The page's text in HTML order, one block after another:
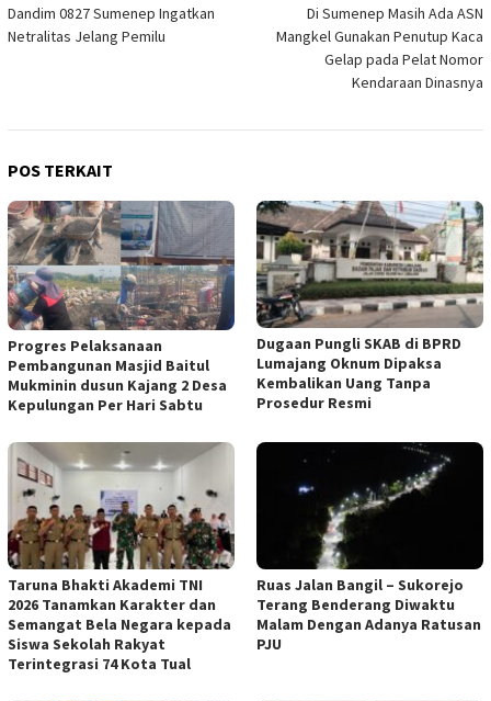
pos
Dandim 0827 Sumenep Ingatkan
Netralitas Jelang Pemilu
Di Sumenep Masih Ada ASN
Mangkel Gunakan Penutup Kaca
Gelap pada Pelat Nomor
Kendaraan Dinasnya
POS TERKAIT
Progres Pelaksanaan
Pembangunan Masjid Baitul
Mukminin dusun Kajang 2 Desa
Kepulungan Per Hari Sabtu
Dugaan Pungli SKAB di BPRD
Lumajang Oknum Dipaksa
Kembalikan Uang Tanpa
Prosedur Resmi
Taruna Bhakti Akademi TNI
2026 Tanamkan Karakter dan
Semangat Bela Negara kepada
Siswa Sekolah Rakyat
Terintegrasi 74 Kota Tual
Ruas Jalan Bangil – Sukorejo
Terang Benderang Diwaktu
Malam Dengan Adanya Ratusan
PJU